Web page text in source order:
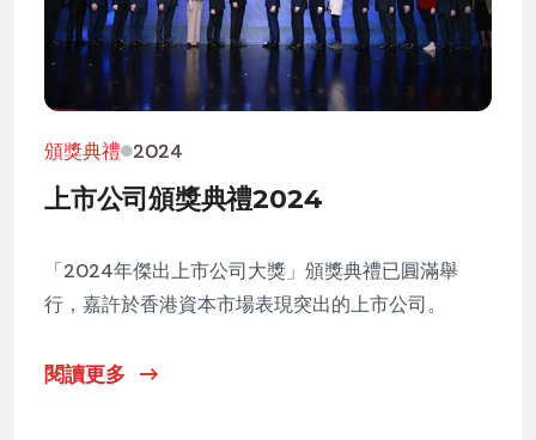
頒獎典禮 2024
上市公司頒獎典禮2024
「2024年傑出上市公司大獎」頒獎典禮已圓滿舉
行，嘉許於香港資本市場表現突出的上市公司。
閱讀更多